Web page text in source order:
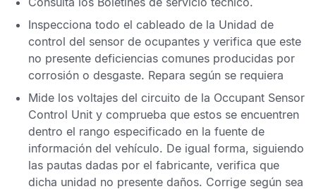
Inspecciona todo el cableado de la Unidad de
control del sensor de ocupantes y verifica que este
no presente deficiencias comunes producidas por
corrosión o desgaste. Repara según se requiera
Mide los voltajes del circuito de la Occupant Sensor
Control Unit y comprueba que estos se encuentren
dentro el rango especificado en la fuente de
información del vehículo. De igual forma, siguiendo
las pautas dadas por el fabricante, verifica que
dicha unidad no presente daños. Corrige según sea